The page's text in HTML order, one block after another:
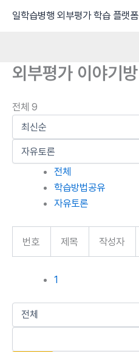
일학습병행 외부평가 학습 플랫폼
외부평가 이야기방
전체 9
전체
학습방법공유
자유토론
번호 제목 작성자
1